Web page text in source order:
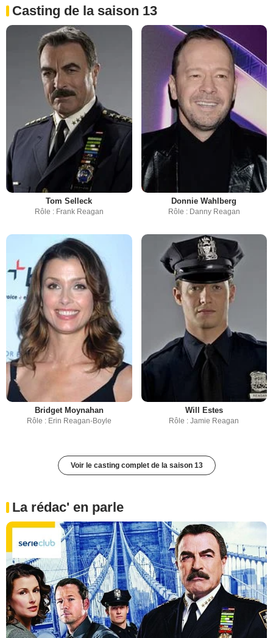
Casting de la saison 13
Tom Selleck
Rôle : Frank Reagan
Donnie Wahlberg
Rôle : Danny Reagan
Bridget Moynahan
Rôle : Erin Reagan-Boyle
Will Estes
Rôle : Jamie Reagan
Voir le casting complet de la saison 13
La rédac' en parle